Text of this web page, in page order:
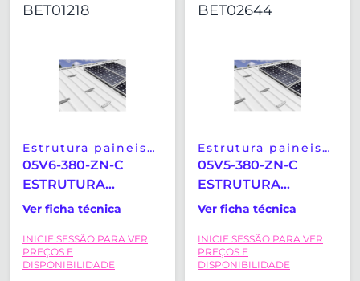
BET01218
Estrutura paineis
solares
05V6-380-ZN-C
ESTRUTURA
COPLANAR
VERTICAL SUNFER
(2400X1350MM)
Ver ficha técnica
INICIE SESSÃO PARA VER
PREÇOS E
DISPONIBILIDADE
BET02644
Estrutura paineis
solares
05V5-380-ZN-C
ESTRUTURA
COPLANAR
VERTICAL SUNFER
(2400X1350MM)
Ver ficha técnica
INICIE SESSÃO PARA VER
PREÇOS E
DISPONIBILIDADE